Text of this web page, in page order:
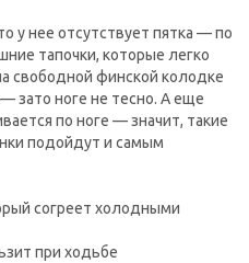
у нее отсутствует пятка — по
тапочки, которые легко
свободной финской колодке
зато ноге не тесно. А еще
по ноге — значит, такие
подойдут и самым
согреет холодными
при ходьбе